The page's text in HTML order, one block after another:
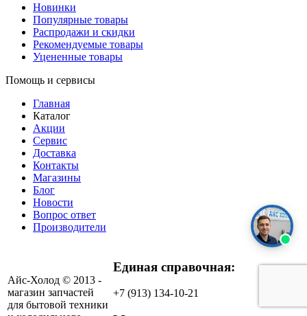
Новинки
Популярные товары
Распродажи и скидки
Рекомендуемые товары
Уцененные товары
Помощь и сервисы
Главная
Каталог
Акции
Сервис
Доставка
Контакты
Магазины
Блог
Новости
Вопрос ответ
Производители
Айс-Холод © 2013 -
магазин запчастей
для бытовой техники
Единая справочная:
+7 (913) 134-10-21